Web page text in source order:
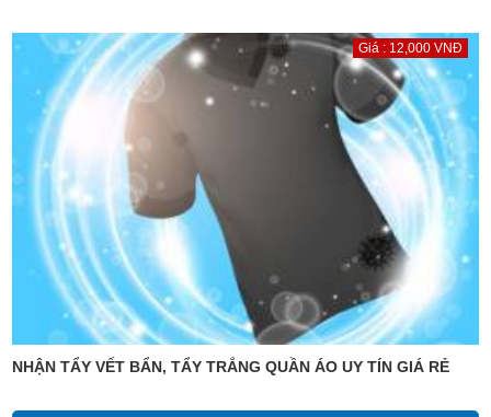
Giá : 12,000 VNĐ
NHẬN TẨY VẾT BẨN, TẨY TRẮNG QUẦN ÁO UY TÍN GIÁ RẺ